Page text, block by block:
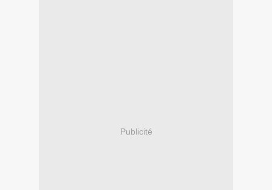
Publicité